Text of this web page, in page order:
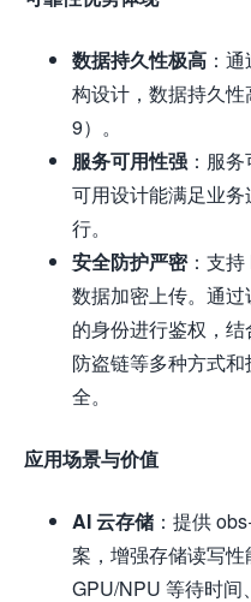
数据持久性极高 ：
构设计，数据持久
9）。
服务可用性强 ：服
可用设计能满足业
行。
安全防护严密：支持
数据加密上传。通
的身份进行鉴权，结
防盗链等多种方式
全。
应用场景与价值
AI 云存储 ：提供
案，增强存储读写
GPU/NPU 等待时间